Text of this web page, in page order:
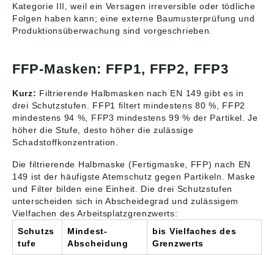
Angaben gemäß
Produktsicherheitsver
ordnung ((EU)
Carl-Schurz-Str. 1,
Deutschland, E-Mail:
Kategorie III, weil ein Versagen irreversible oder tödliche
Folgen haben kann; eine externe Baumusterprüfung und
Produktionsüberwachung sind vorgeschrieben.
FFP-Masken: FFP1, FFP2, FFP3
Kurz: Filtrierende Halbmasken nach EN 149 gibt es in
drei Schutzstufen. FFP1 filtert mindestens 80 %, FFP2
mindestens 94 %, FFP3 mindestens 99 % der Partikel. Je
höher die Stufe, desto höher die zulässige
Schadstoffkonzentration.
Die filtrierende Halbmaske (Fertigmaske, FFP) nach EN
149 ist der häufigste Atemschutz gegen Partikeln. Maske
und Filter bilden eine Einheit. Die drei Schutzstufen
unterscheiden sich in Abscheidegrad und zulässigem
Vielfachen des Arbeitsplatzgrenzwerts:
Schutzs
tufe
Mindest-
Abscheidung
bis Vielfaches des
Grenzwerts